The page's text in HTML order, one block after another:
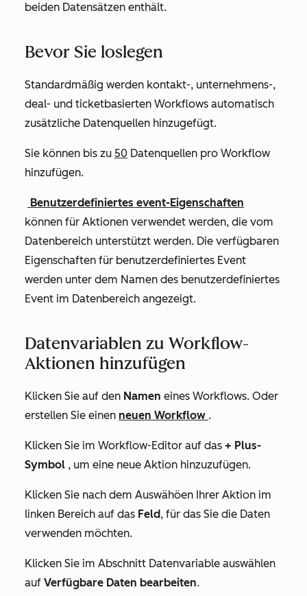
beiden Datensätzen enthält.
Bevor Sie loslegen
Standardmäßig werden kontakt-, unternehmens-,
deal- und ticketbasierten Workflows automatisch
zusätzliche Datenquellen hinzugefügt.
Sie können bis zu 50 Datenquellen pro Workflow
hinzufügen.
Benutzerdefiniertes event-Eigenschaften
können für Aktionen verwendet werden, die vom
Datenbereich unterstützt werden. Die verfügbaren
Eigenschaften für benutzerdefiniertes Event
werden unter dem Namen des benutzerdefiniertes
Event im Datenbereich angezeigt.
Datenvariablen zu Workflow-
Aktionen hinzufügen
Klicken Sie auf den Namen eines Workflows. Oder
erstellen Sie einen neuen Workflow .
Klicken Sie im Workflow-Editor auf das + Plus-
Symbol , um eine neue Aktion hinzuzufügen.
Klicken Sie nach dem Auswähöen Ihrer Aktion im
linken Bereich auf das Feld, für das Sie die Daten
verwenden möchten.
Klicken Sie im Abschnitt Datenvariable auswählen
auf Verfügbare Daten bearbeiten.